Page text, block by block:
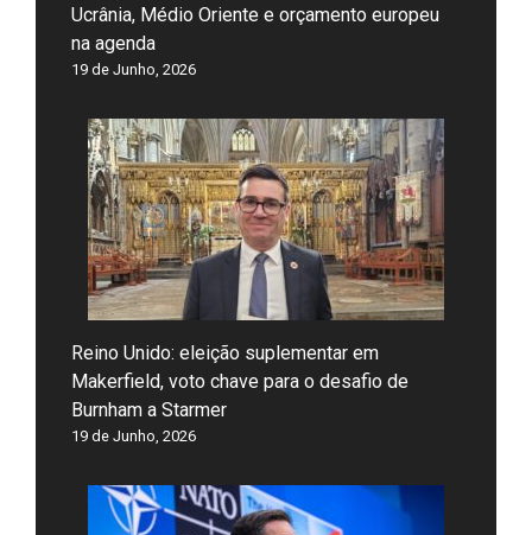
Ucrânia, Médio Oriente e orçamento europeu
na agenda
19 de Junho, 2026
Reino Unido: eleição suplementar em
Makerfield, voto chave para o desafio de
Burnham a Starmer
19 de Junho, 2026